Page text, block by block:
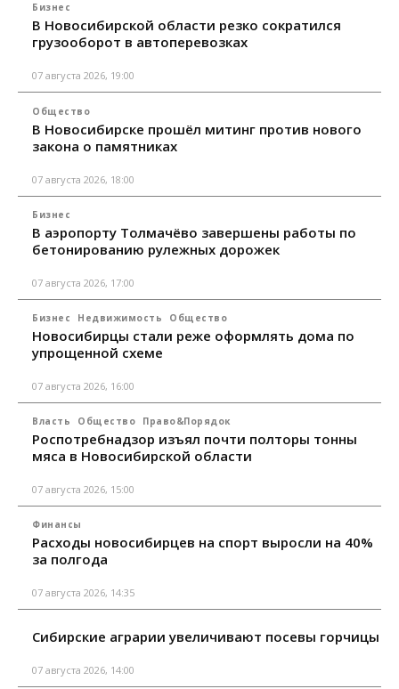
Бизнес
В Новосибирской области резко сократился
грузооборот в автоперевозках
07 августа 2026, 19:00
Общество
В Новосибирске прошёл митинг против нового
закона о памятниках
07 августа 2026, 18:00
Бизнес
В аэропорту Толмачёво завершены работы по
бетонированию рулежных дорожек
07 августа 2026, 17:00
Бизнес Недвижимость Общество
Новосибирцы стали реже оформлять дома по
упрощенной схеме
07 августа 2026, 16:00
Власть Общество Право&Порядок
Роспотребнадзор изъял почти полторы тонны
мяса в Новосибирской области
07 августа 2026, 15:00
Финансы
Расходы новосибирцев на спорт выросли на 40%
за полгода
07 августа 2026, 14:35
Сибирские аграрии увеличивают посевы горчицы
07 августа 2026, 14:00